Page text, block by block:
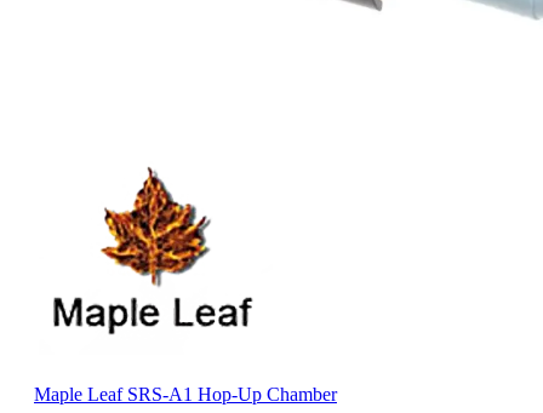
Maple Leaf SRS-A1 Hop-Up Chamber